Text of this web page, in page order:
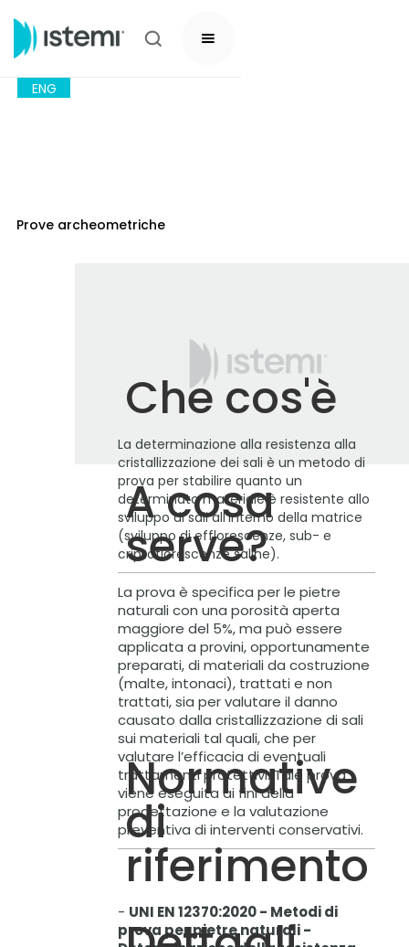
ENG
Prove archeometriche
Che cos'è
La determinazione alla resistenza alla
cristallizzazione dei sali è un metodo di
prova per stabilire quanto un
determinato materiale è resistente allo
sviluppo di sali all’interno della matrice
(sviluppo di efflorescenze, sub- e
criptoflorescenze saline).
A cosa
serve?
La prova è specifica per le pietre
naturali con una porosità aperta
maggiore del 5%, ma può essere
applicata a provini, opportunamente
preparati, di materiali da costruzione
(malte, intonaci), trattati e non
trattati, sia per valutare il danno
causato dalla cristallizzazione di sali
sui materiali tal quali, che per
valutare l’efficacia di eventuali
trattamenti protettivi. Tale prova
viene eseguita ai fini della
progettazione e la valutazione
preventiva di interventi conservativi.
Normative
di
riferimento
- UNI EN 12370:2020 - Metodi di
prova per pietre naturali -